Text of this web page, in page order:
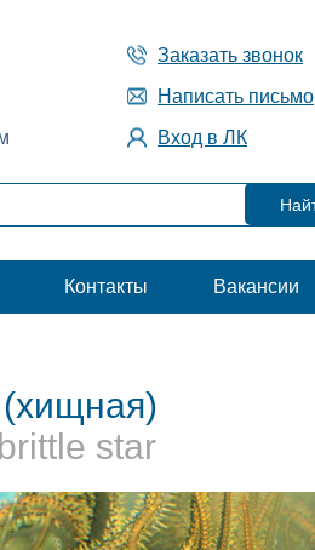
Заказать звонок
Написать письмо
Вход в ЛК
Контакты Вакансии
star